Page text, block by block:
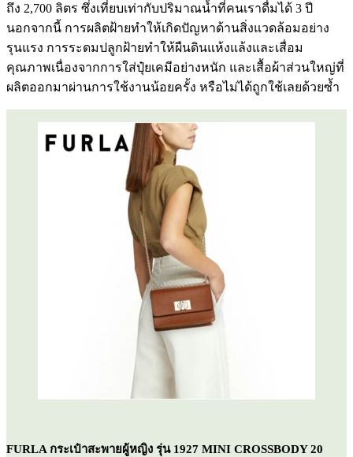
ถึง 2,700 ลิตร ซึ่งเที่ยบเท่ากับปริมาณน้ำที่คนเราดื่มได้ 3 ปี
นอกจากนี้ การผลิตฝ้ายทำให้เกิดปัญหาด้านสิ่งแวดล้อมอย่าง
รุนแรง การระดมปลูกฝ้ายทำให้ผืนดินแห้งแล้งและเสื่อม
คุณภาพเนื่องจากการใส่ปุ๋ยเคมีอย่างหนัก และเสื้อผ้าส่วนใหญ่ที่
ผลิตออกมาผ่านการใช้งานน้อยครั้ง หรือไม่ได้ถูกใช้เลยด้วยซ้ำ
FURLA กระเป๋าสะพายผู้หญิง รุ่น 1927 MINI CROSSBODY 20